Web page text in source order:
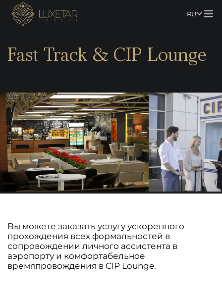
RU
Fast Track & CIP Lounge
Вы можете заказать услугу ускоренного
прохождения всех формальностей в
сопровождении личного ассистента в
аэропорту и комфортабельное
времяпровождения в CIP Lounge.